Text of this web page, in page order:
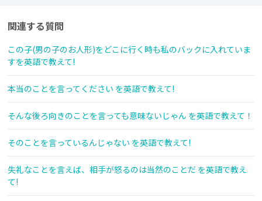
関連する質問
この子(男の子のお人形)をどこに行く時も私のバックに入れていま
すを英語で教えて!
本当のことを言ってください を英語で教えて!
そんな後ろ向きのことを言っても意味ないじゃん を英語で教えて！
そのことを言っているんじゃない を英語で教えて!
失礼なことを言えば、相手が怒るのは当然のことだ を英語で教え
て!